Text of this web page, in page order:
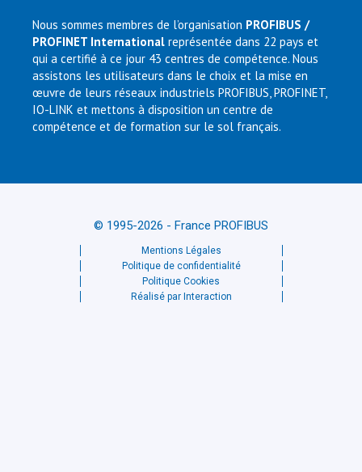
Nous sommes membres de l’organisation PROFIBUS /
PROFINET International représentée dans 22 pays et
qui a certifié à ce jour 43 centres de compétence. Nous
assistons les utilisateurs dans le choix et la mise en
œuvre de leurs réseaux industriels PROFIBUS, PROFINET,
IO-LINK et mettons à disposition un centre de
compétence et de formation sur le sol français.
© 1995-2026 - France PROFIBUS
Mentions Légales
Politique de confidentialité
Politique Cookies
Réalisé par Interaction